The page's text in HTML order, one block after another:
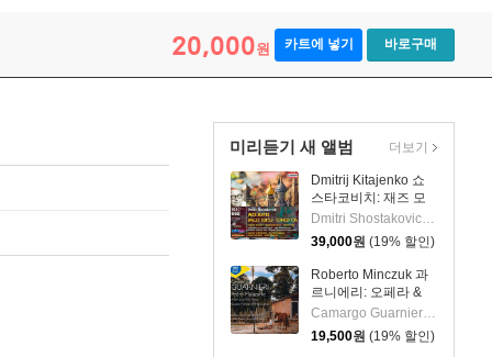
20,000원 카트에 넣기 바로구매
미리듣기 새 앨범
Dmitrij Kitajenko 쇼
스타코비치: 재즈 모
음곡, 발레 모음곡, 협
주곡들
(Shostakovich: Jazz
Suite; Ballet Suites;
Concertos)
Dmitri Shostakovich 작곡 외 6명
39,000원 (19% 할인)
Roberto Minczuk 과
르니에리: 오페라 &
관현악 작품집
(Guarnieri: Pedro
Malazarte)
Camargo Guarnieri 작곡 외 2명
19,500원 (19% 할인)
더보기